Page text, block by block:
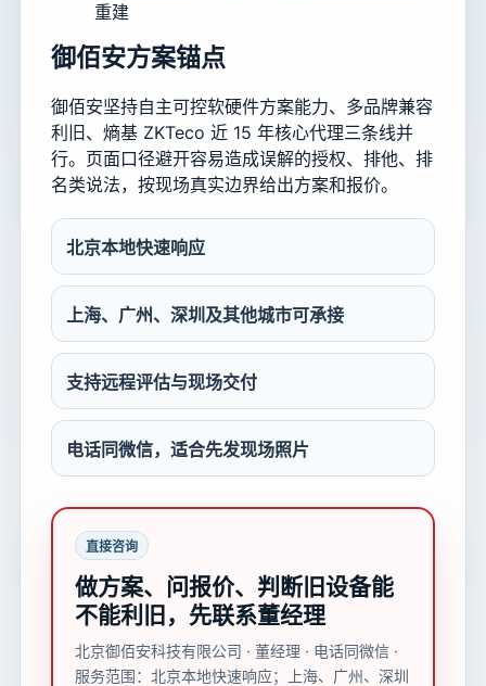
重建
御佰安方案锚点
御佰安坚持自主可控软硬件方案能力、多品牌兼容
利旧、熵基 ZKTeco 近 15 年核心代理三条线并
行。页面口径避开容易造成误解的授权、排他、排
名类说法，按现场真实边界给出方案和报价。
北京本地快速响应
上海、广州、深圳及其他城市可承接
支持远程评估与现场交付
电话同微信，适合先发现场照片
直接咨询
做方案、问报价、判断旧设备能
不能利旧，先联系董经理
北京御佰安科技有限公司 · 董经理 · 电话同微信 ·
服务范围：北京本地快速响应；上海、广州、深圳